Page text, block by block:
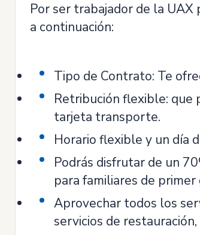
Por ser trabajador de la
a continuación:
Tipo de Contrato: Te
Retribución flexible: que
tarjeta transporte.
Horario flexible y un día
Podrás disfrutar de un
para familiares de primer
Aprovechar todos los
servicios de